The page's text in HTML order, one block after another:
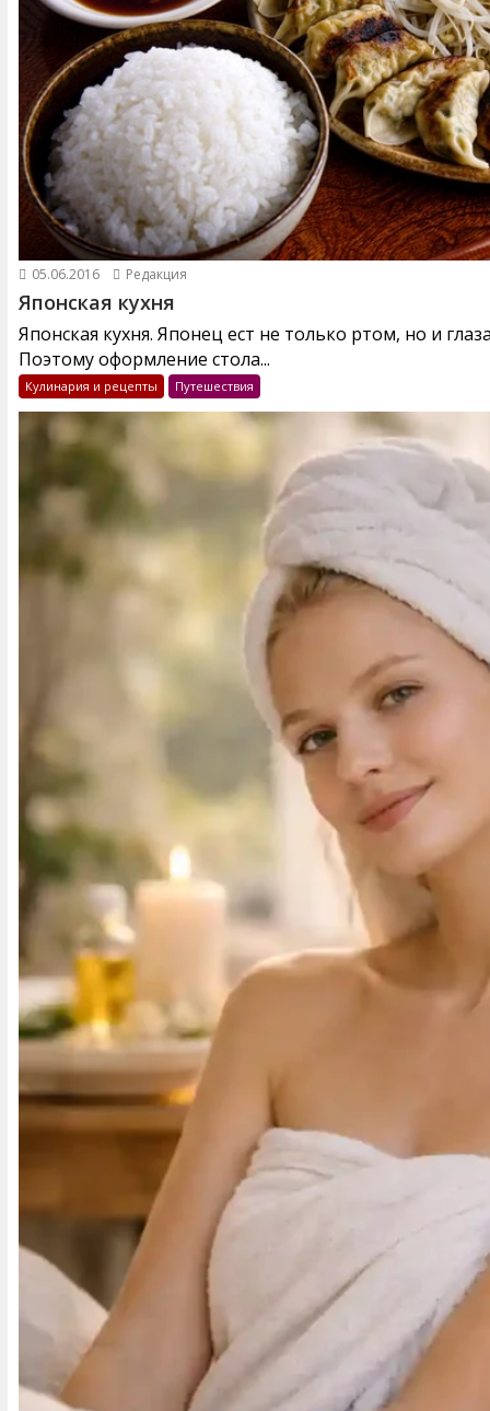
05.06.2016 Редакция
Японская кухня
Японская кухня. Японец ест не только ртом, но и
Поэтому оформление стола...
Кулинария и рецепты Путешествия